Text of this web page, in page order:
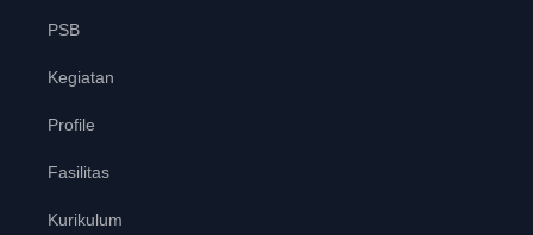
PSB
Kegiatan
Profile
Fasilitas
Kurikulum